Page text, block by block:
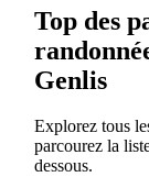
Top des
Genlis
Explorez tous
parcourez la
dessous.